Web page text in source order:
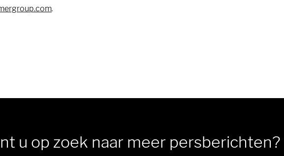
.
u op zoek naar meer persberichten?